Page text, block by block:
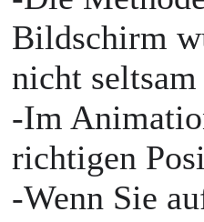
Bildschirm
nicht
-Im
richtigen
-Wenn Sie